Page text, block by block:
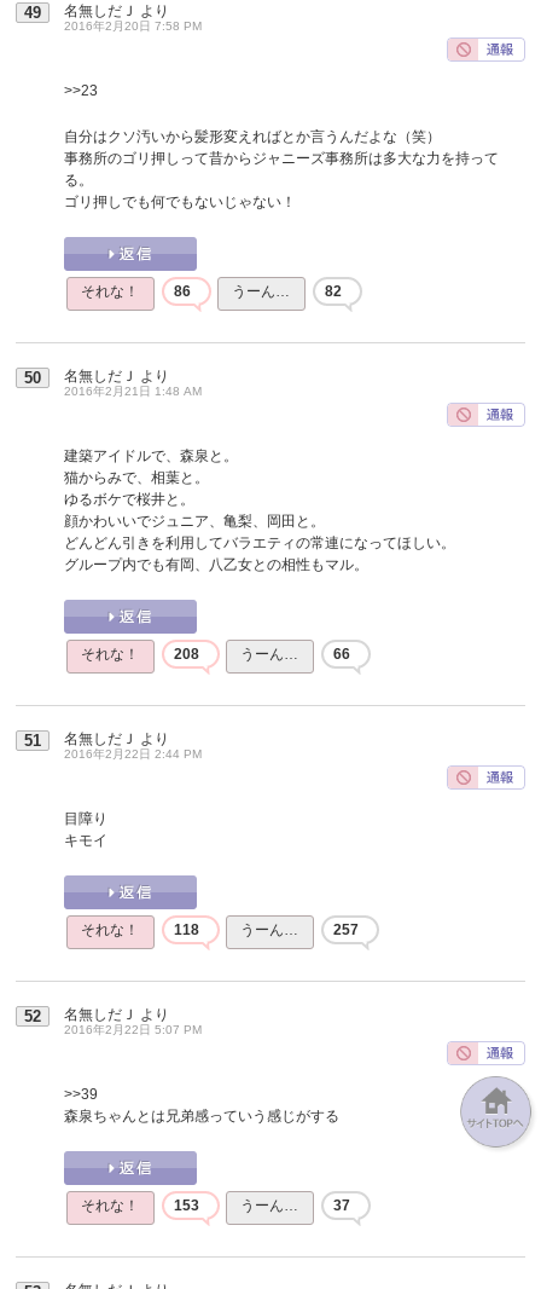
49 名無しだＪ より
2016年2月20日 7:58 PM
>>23
自分はクソ汚いから髪形変えればとか言うんだよな（笑）
事務所のゴリ押しって昔からジャニーズ事務所は多大な力を持って
る。
ゴリ押しでも何でもないじゃない！
それな！ 86 うーん… 82
50 名無しだＪ より
2016年2月21日 1:48 AM
建築アイドルで、森泉と。
猫からみで、相葉と。
ゆるボケで桜井と。
顔かわいいでジュニア、亀梨、岡田と。
どんどん引きを利用してバラエティの常連になってほしい。
グループ内でも有岡、八乙女との相性もマル。
それな！ 208 うーん… 66
51 名無しだＪ より
2016年2月22日 2:44 PM
目障り
キモイ
それな！ 118 うーん… 257
52 名無しだＪ より
2016年2月22日 5:07 PM
>>39
森泉ちゃんとは兄弟感っていう感じがする
それな！ 153 うーん… 37